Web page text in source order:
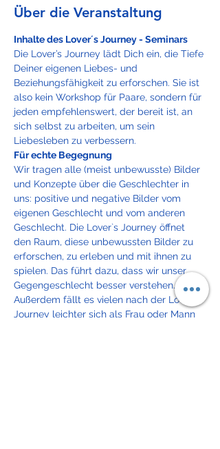
Über die Veranstaltung
Inhalte des Lover´s Journey - Seminars
Die Lover’s Journey lädt Dich ein, die Tiefe
Deiner eigenen Liebes- und
Beziehungsfähigkeit zu erforschen. Sie ist
also kein Workshop für Paare, sondern für
jeden empfehlenswert, der bereit ist, an
sich selbst zu arbeiten, um sein
Liebesleben zu verbessern.
Für echte Begegnung
Wir tragen alle (meist unbewusste) Bilder
und Konzepte über die Geschlechter in
uns: positive und negative Bilder vom
eigenen Geschlecht und vom anderen
Geschlecht. Die Lover`s Journey öffnet
den Raum, diese unbewussten Bilder zu
erforschen, zu erleben und mit ihnen zu
spielen. Das führt dazu, dass wir unser
Gegengeschlecht besser verstehen.
Außerdem fällt es vielen nach der Lover`s
Journey leichter sich als Frau oder Mann